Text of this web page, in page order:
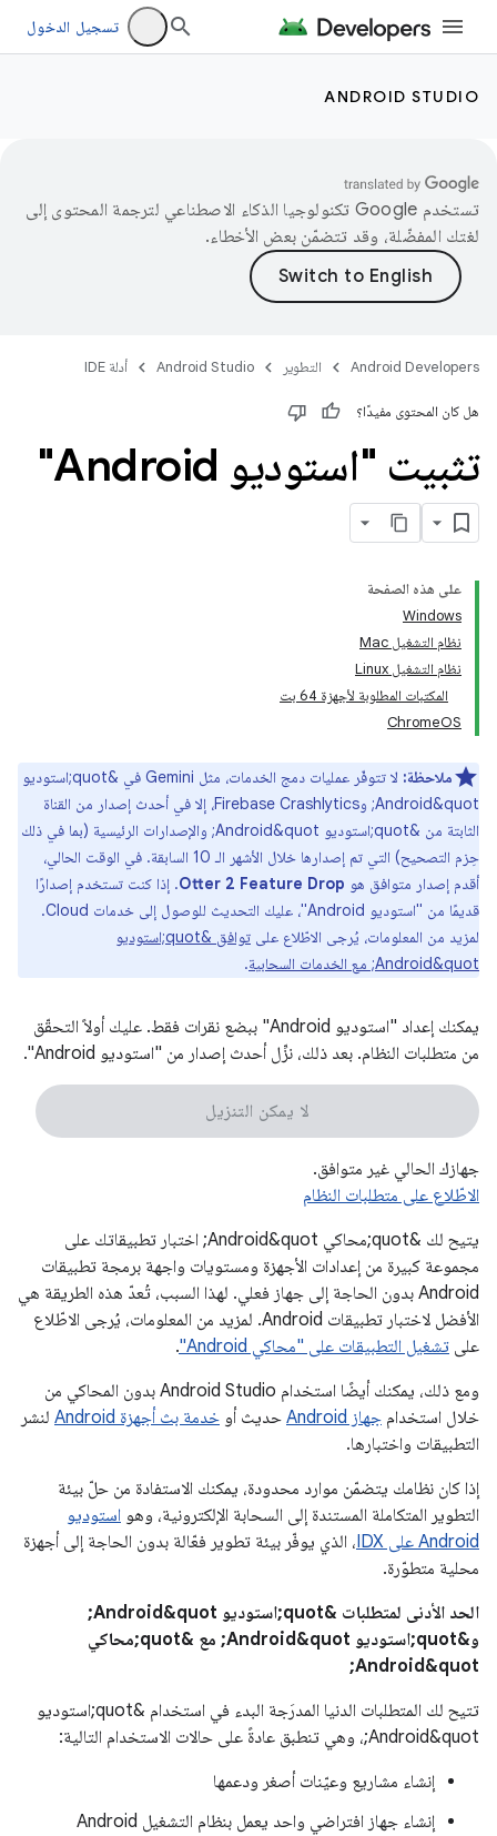
تسجيل الدخول
ANDROID STUDIO
تستخدم Google تكنولوجيا الذكاء الاصطناعي لترجمة المحتوى إلى
لغتك المفضّلة، وقد تتضمّن بعض الأخطاء.
Android Developers التطوير Android Studio أدلة IDE
هل كان المحتوى مفيدًا؟
تثبيت "استوديو Android"
على هذه الصفحة
Windows
نظام التشغيل Mac
نظام التشغيل Linux
المكتبات المطلوبة لأجهزة 64 بت
ChromeOS
ملاحظة:
لا تتوفّر عمليات دمج الخدمات، مثل Gemini في &quot;استوديو
Android&quot; وFirebase Crashlytics، إلا في أحدث إصدار من القناة
الثابتة من &quot;استوديو Android&quot; والإصدارات الرئيسية (بما في ذلك
حِزم التصحيح) التي تم إصدارها خلال الأشهر الـ 10 السابقة. في الوقت الحالي،
أقدم إصدار متوافق هو Otter 2 Feature Drop. إذا كنت تستخدم إصدارًا
قديمًا من "استوديو Android"، عليك التحديث للوصول إلى خدمات Cloud.
لمزيد من المعلومات، يُرجى الاطّلاع على
توافق &quot;استوديو
Android&quot; مع الخدمات السحابية
.
يمكنك إعداد "استوديو Android" ببضع نقرات فقط. عليك أولاً التحقّق
من متطلبات النظام. بعد ذلك، نزِّل أحدث إصدار من "استوديو Android".
لا يمكن التنزيل
جهازك الحالي غير متوافق.
الاطّلاع على متطلبات النظام
يتيح لك &quot;محاكي Android&quot; اختبار تطبيقاتك على
مجموعة كبيرة من إعدادات الأجهزة ومستويات واجهة برمجة تطبيقات
Android بدون الحاجة إلى جهاز فعلي. لهذا السبب، تُعدّ هذه الطريقة هي
الأفضل لاختبار تطبيقات Android. لمزيد من المعلومات، يُرجى الاطّلاع
على تشغيل التطبيقات على "محاكي Android"
.
ومع ذلك، يمكنك أيضًا استخدام Android Studio بدون المحاكي من
خلال استخدام جهاز Android حديث أو خدمة بث أجهزة Android
لنشر
التطبيقات واختبارها.
إذا كان نظامك يتضمّن موارد محدودة، يمكنك الاستفادة من حلّ بيئة
التطوير المتكاملة المستندة إلى السحابة الإلكترونية، وهو استوديو
Android على IDX
، الذي يوفّر بيئة تطوير فعّالة بدون الحاجة إلى أجهزة
محلية متطوّرة.
الحد الأدنى لمتطلبات &quot;استوديو Android&quot;
و&quot;استوديو Android&quot; مع &quot;محاكي
Android&quot;
تتيح لك المتطلبات الدنيا المدرَجة البدء في استخدام &quot;استوديو
Android&quot;، وهي تنطبق عادةً على حالات الاستخدام التالية:
إنشاء مشاريع وعيّنات أصغر ودعمها
إنشاء جهاز افتراضي واحد يعمل بنظام التشغيل Android